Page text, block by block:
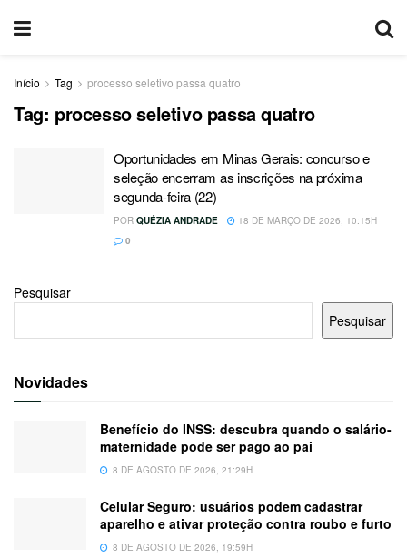
Início Tag processo seletivo passa quatro
Tag: processo seletivo passa quatro
Oportunidades em Minas Gerais: concurso e
seleção encerram as inscrições na próxima
segunda-feira (22)
POR QUÉZIA ANDRADE
18 DE MARÇO DE 2026, 10:15H
0
Pesquisar
Pesquisar
Novidades
Benefício do INSS: descubra quando o salário-
maternidade pode ser pago ao pai
8 DE AGOSTO DE 2026, 21:29H
Celular Seguro: usuários podem cadastrar
aparelho e ativar proteção contra roubo e furto
8 DE AGOSTO DE 2026, 19:59H